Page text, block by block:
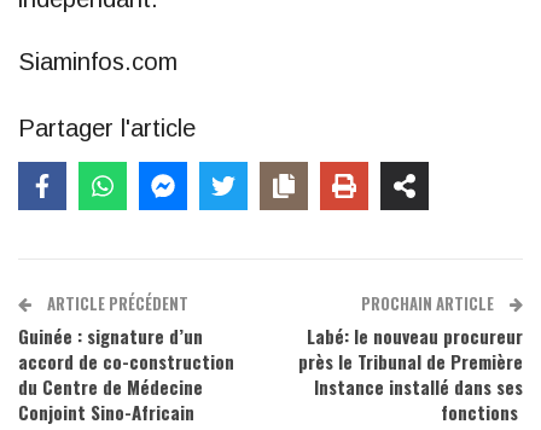
Siaminfos.com
Partager l'article
ARTICLE PRÉCÉDENT
Guinée : signature d’un
accord de co-construction
du Centre de Médecine
Conjoint Sino-Africain
PROCHAIN ARTICLE
Labé: le nouveau procureur
près le Tribunal de Première
Instance installé dans ses
fonctions